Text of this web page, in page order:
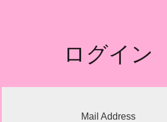
ログイン
Mail Address